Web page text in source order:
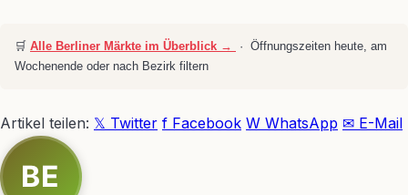
🛒 Alle Berliner Märkte im Überblick →
· Öffnungszeiten heute, am
Wochenende oder nach Bezirk filtern
Artikel teilen: 𝕏 Twitter f Facebook W WhatsApp ✉ E-Mail
BE